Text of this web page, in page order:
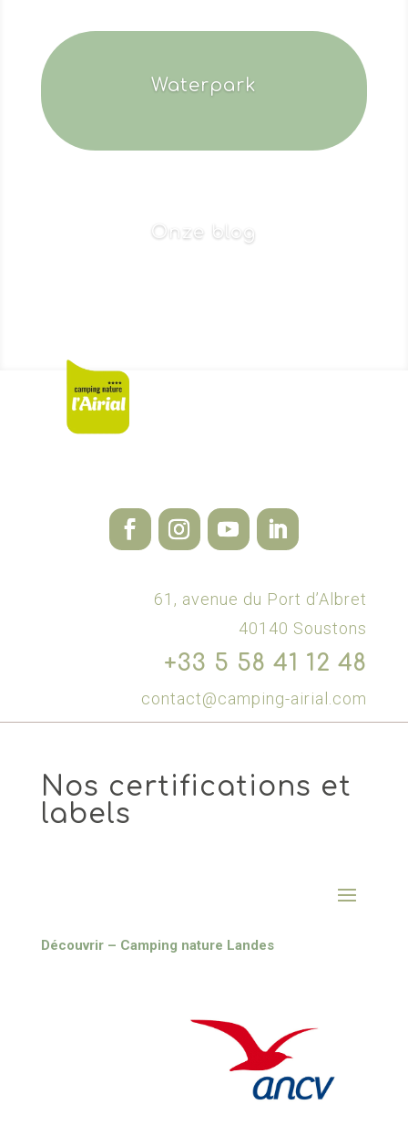
Waterpark
Onze blog
61, avenue du Port d’Albret
40140 Soustons
+33 5 58 41 12 48
contact@camping-airial.com
Nos certifications et
labels
Découvrir – Camping nature Landes